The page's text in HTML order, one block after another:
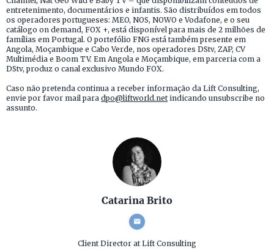
entretenimento, documentários e infantis. São distribuídos em todos
os operadores portugueses: MEO, NOS, NOWO e Vodafone, e o seu
catálogo on demand, FOX +, está disponível para mais de 2 milhões de
famílias em Portugal. O portefólio FNG está também presente em
Angola, Moçambique e Cabo Verde, nos operadores DStv, ZAP, CV
Multimédia e Boom TV. Em Angola e Moçambique, em parceria com a
DStv, produz o canal exclusivo Mundo FOX.
Caso não pretenda continua a receber informação da Lift Consulting,
envie por favor mail para dpo@liftworld.netindicando unsubscribe no
assunto.
Catarina Brito
Client Director at Lift Consulting